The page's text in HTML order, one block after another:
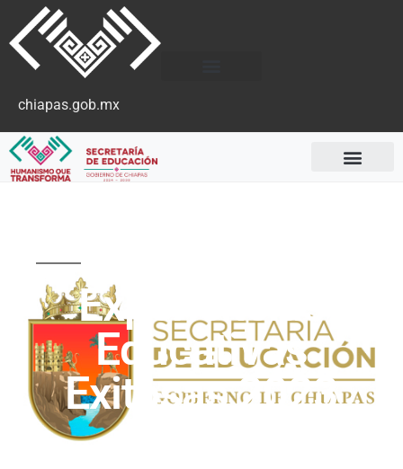
chiapas.gob.mx
Experiencias
Educativas
Exitosas 2023